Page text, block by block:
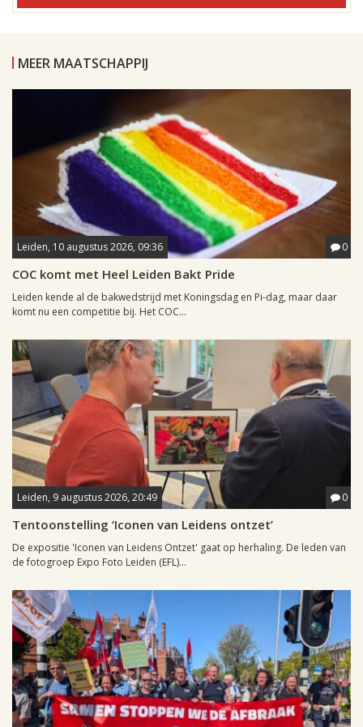
MEER MAATSCHAPPIJ
Leiden, 10 augustus 2026, 09:36 0
COC komt met Heel Leiden Bakt Pride
Leiden kende al de bakwedstrijd met Koningsdag en Pi-dag, maar daar
komt nu een competitie bij. Het COC...
Leiden, 9 augustus 2026, 20:49 0
Tentoonstelling ‘Iconen van Leidens ontzet’
De expositie 'Iconen van Leidens Ontzet' gaat op herhaling. De leden van
de fotogroep Expo Foto Leiden (EFL)...